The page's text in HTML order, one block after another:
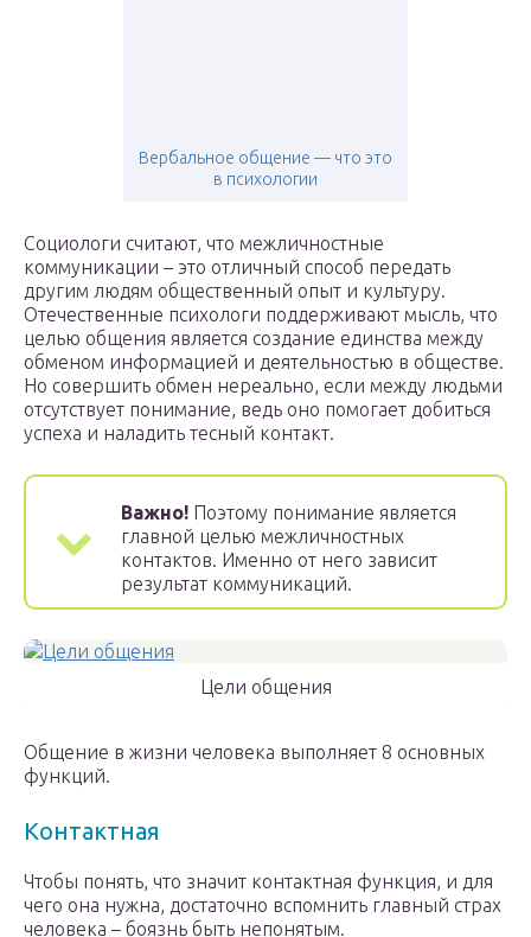
Вербальное общение — что это
в психологии
Социологи считают, что межличностные
коммуникации – это отличный способ передать
другим людям общественный опыт и культуру.
Отечественные психологи поддерживают мысль, что
целью общения является создание единства между
обменом информацией и деятельностью в обществе.
Но совершить обмен нереально, если между людьми
отсутствует понимание, ведь оно помогает добиться
успеха и наладить тесный контакт.
Важно! Поэтому понимание является
главной целью межличностных
контактов. Именно от него зависит
результат коммуникаций.
Цели общения
Общение в жизни человека выполняет 8 основных
функций.
Контактная
Чтобы понять, что значит контактная функция, и для
чего она нужна, достаточно вспомнить главный страх
человека – боязнь быть непонятым.